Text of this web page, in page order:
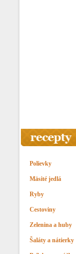
Polievky
Mäsité jedlá
Ryby
Cestoviny
Zelenina a huby
Šaláty a nátierky